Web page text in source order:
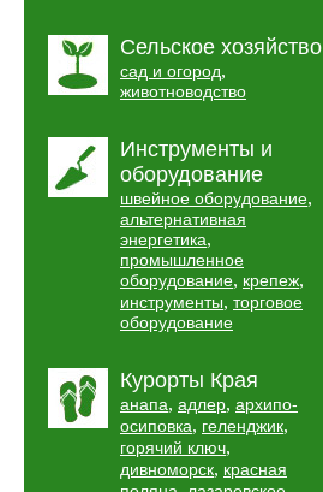
Сельское хозяйство
сад и огород,
животноводство
Инструменты и
оборудование
швейное оборудование,
альтернативная
энергетика,
промышленное
оборудование, крепеж,
инструменты, торговое
оборудование
Курорты Края
анапа, адлер, архипо-
осиповка, геленджик,
горячий ключ,
дивноморск, красная